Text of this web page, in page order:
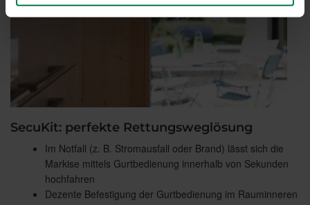
SecuKit: perfekte Rettungsweglösung
Im Notfall (z. B. Stromausfall oder Brand) lässt sich die
Markise mittels Gurtbedienung innerhalb von Sekunden
hochfahren
Dezente Befestigung der Gurtbedienung im Rauminneren